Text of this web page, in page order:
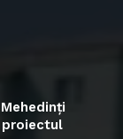
proiectul